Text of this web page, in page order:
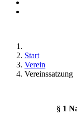
Start
Verein
Vereinssatzung
§ 1